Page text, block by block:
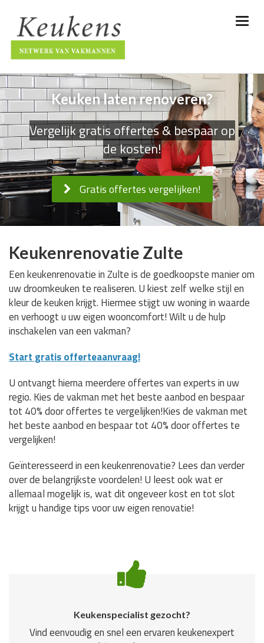
Keuken laten renoveren?
Vergelijk gratis offertes & bespaar op
de kosten!
Gratis offertes vergelijken!
Keukenrenovatie Zulte
Een keukenrenovatie in Zulte is de goedkoopste manier om
uw droomkeuken te realiseren. U kiest zelf welke stijl en
kleur de keuken krijgt. Hiermee stijgt uw woning in waarde
en verhoogt u uw eigen wooncomfort! Wilt u de hulp
inschakelen van een vakman?
Start gratis offerteaanvraag!
U ontvangt hierna meerdere offertes van experts in uw
regio. Kies de vakman met het beste aanbod en bespaar
tot 40% door offertes te vergelijken!Kies de vakman met
het beste aanbod en bespaar tot 40% door offertes te
vergelijken!
Geïnteresseerd in een keukenrenovatie? Lees dan verder
over de belangrijkste voordelen! U leest ook wat er
allemaal mogelijk is, wat dit ongeveer kost en tot slot
krijgt u handige tips voor uw eigen renovatie!
Keukenspecialist gezocht?
Vind eenvoudig en snel een ervaren keukenexpert